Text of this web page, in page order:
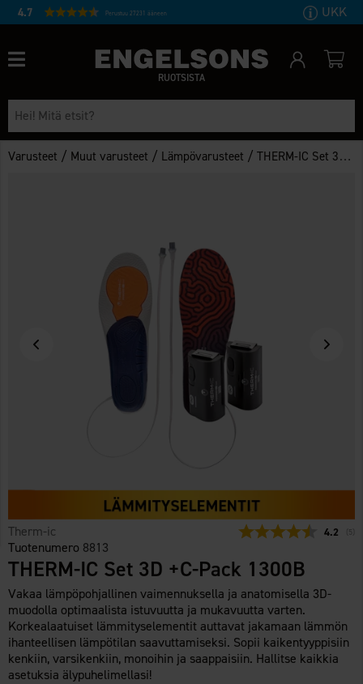
4.7 Perustuu 27231 ääneen UKK
RUOTSISTA
Varusteet / Muut varusteet / Lämpövarusteet /THERM-IC Set 3D +C-Pack 1300B
Therm-ic
Tuotenumero 8813
4.2 5
THERM-IC Set 3D +C-Pack 1300B
Vakaa lämpöpohjallinen vaimennuksella ja anatomisella 3D-
muodolla optimaalista istuvuutta ja mukavuutta varten.
Korkealaatuiset lämmityselementit auttavat jakamaan lämmön
ihanteellisen lämpötilan saavuttamiseksi. Sopii kaikentyyppisiin
kenkiin, varsikenkiin, monoihin ja saappaisiin. Hallitse kaikkia
asetuksia älypuhelimellasi!